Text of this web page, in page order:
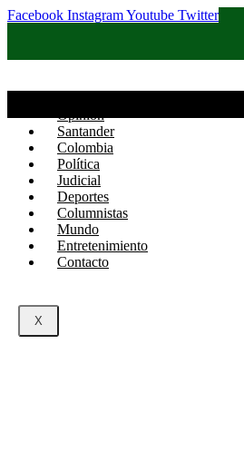
Facebook InstagramYoutube Twitter
Opinión
Santander
Colombia
Política
Judicial
Deportes
Columnistas
Mundo
Entretenimiento
Contacto
X